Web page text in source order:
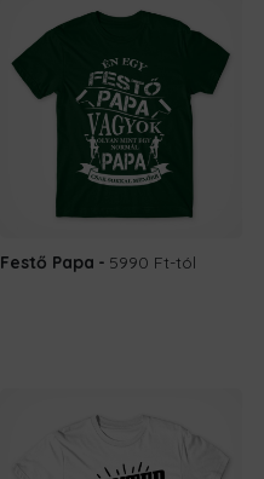
Festő Papa 5990 Ft-tól